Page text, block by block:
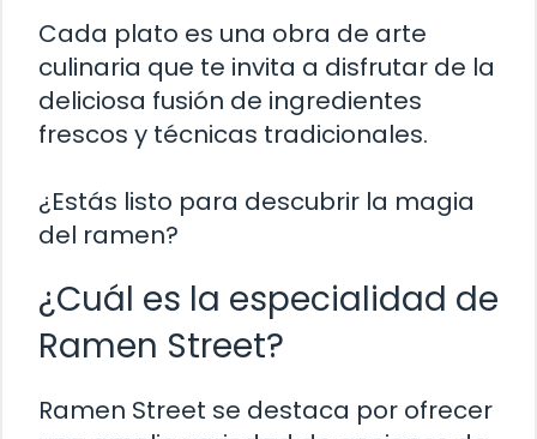
Cada plato es una obra de arte
culinaria que te invita a disfrutar de la
deliciosa fusión de ingredientes
frescos y técnicas tradicionales.
¿Estás listo para descubrir la magia
del ramen?
¿Cuál es la especialidad de
Ramen Street?
Ramen Street se destaca por ofrecer